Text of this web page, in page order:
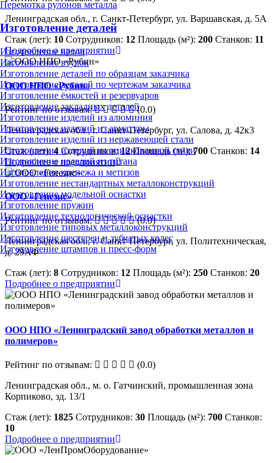
Перемотка рулонов металла
Изготовление деталей
Изготовление валов
Изготовление втулок
Изготовление деталей по образцам заказчика
Изготовление деталей по чертежам заказчика
Изготовление ёмкостей и резервуаров
Изготовление закладных деталей
Изготовление изделий из алюминия
Изготовление изделий из арматуры
Изготовление изделий из нержавеющей стали
Изготовление изделий из оцинкованной стали
Изготовление изделий из титана
Изготовление крепежа и метизов
Изготовление нестандартных металлоконструкций
Изготовление модельной оснастки
Изготовление пружин
Изготовление технологической оснастки
Изготовление типовых металлоконструкций
Изготовление шестерен и зубчатых колес
Изготовление штампов и пресс-форм
Ленинградская обл., г. Санкт-Петербург, ул. Варшавская, д. 5А
Стаж (лет): 10 Сотрудников: 12 Площадь (м²): 200 Станков: 11
Подробнее о предприятии
ООО НПО «Рубин»
Рейтинг по отзывам:
(0.0)
Ленинградская обл., г. Санкт-Петербург, ул. Салова, д. 42к3
Стаж (лет):4 Сотрудников:12 Площадь (м²):700 Станков: 14
Подробнее о предприятии
ООО «Генезис»
Рейтинг по отзывам:
(0.0)
Ленинградская обл., г. Санкт-Петербург, ул. Политехническая,
д. 29АФ
Стаж (лет): 8 Сотрудников: 12 Площадь (м²): 250 Станков: 20
Подробнее о предприятии
ООО НПО «Ленинградский завод обработки металлов и
полимеров»
Рейтинг по отзывам:
(0.0)
Ленинградская обл., м. о. Гатчинский, промышленная зона
Корпиково, зд. 13/1
Стаж (лет): 1825 Сотрудников: 30 Площадь (м²): 700 Станков:
10
Подробнее о предприятии